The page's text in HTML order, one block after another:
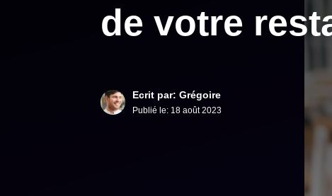
de votre
Ecrit par: Grégoire
Publié le: 18 août 2023